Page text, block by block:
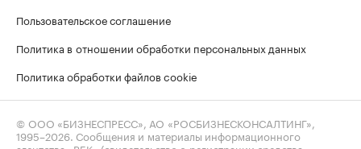
Пользовательское соглашение
Политика в отношении обработки персональных данных
Политика обработки файлов cookie
© ООО «БИЗНЕСПРЕСС», АО «РОСБИЗНЕСКОНСАЛТИНГ»,
1995–2026 . Сообщения и материалы информационного